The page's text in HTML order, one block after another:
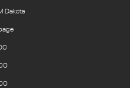
Dakota